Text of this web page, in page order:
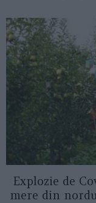
Explozie de
mere din